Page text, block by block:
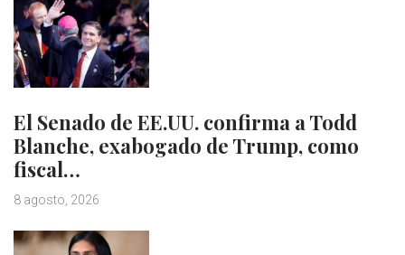
El Senado de EE.UU. confirma a Todd
Blanche, exabogado de Trump, como
fiscal…
8 agosto, 2026